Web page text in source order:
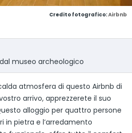
Credito fotografico:Airbnb
museo archeologico
atmosfera di questo Airbnb di
arrivo, apprezzerete il suo
alloggio per quattro persone
in pietra e l’arredamento